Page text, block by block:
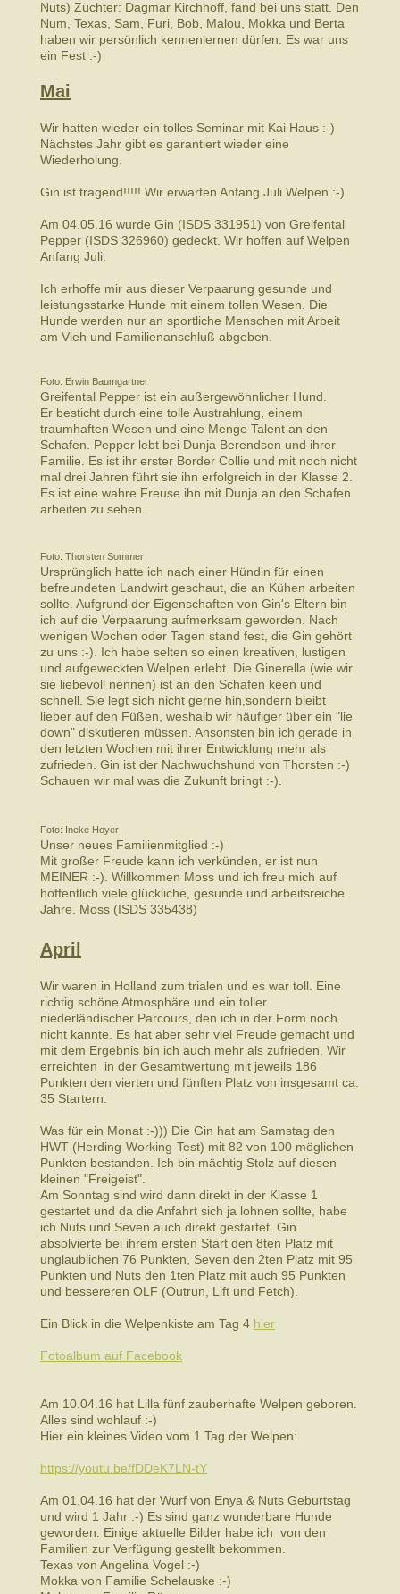
Nuts) Züchter: Dagmar Kirchhoff, fand bei uns statt. Den
Num, Texas, Sam, Furi, Bob, Malou, Mokka und Berta
haben wir persönlich kennenlernen dürfen. Es war uns
ein Fest :-)
Mai
Wir hatten wieder ein tolles Seminar mit Kai Haus :-)
Nächstes Jahr gibt es garantiert wieder eine
Wiederholung.
Gin ist tragend!!!!! Wir erwarten Anfang Juli Welpen :-)
Am 04.05.16 wurde Gin (ISDS 331951) von Greifental
Pepper (ISDS 326960) gedeckt. Wir hoffen auf Welpen
Anfang Juli.
Ich erhoffe mir aus dieser Verpaarung gesunde und
leistungsstarke Hunde mit einem tollen Wesen. Die
Hunde werden nur an sportliche Menschen mit Arbeit
am Vieh und Familienanschluß abgeben.
Foto: Erwin Baumgartner
Greifental Pepper ist ein außergewöhnlicher Hund.
Er besticht durch eine tolle Austrahlung, einem
traumhaften Wesen und eine Menge Talent an den
Schafen. Pepper lebt bei Dunja Berendsen und ihrer
Familie. Es ist ihr erster Border Collie und mit noch nicht
mal drei Jahren führt sie ihn erfolgreich in der Klasse 2.
Es ist eine wahre Freuse ihn mit Dunja an den Schafen
arbeiten zu sehen.
Foto: Thorsten Sommer
Ursprünglich hatte ich nach einer Hündin für einen
befreundeten Landwirt geschaut, die an Kühen arbeiten
sollte. Aufgrund der Eigenschaften von Gin's Eltern bin
ich auf die Verpaarung aufmerksam geworden. Nach
wenigen Wochen oder Tagen stand fest, die Gin gehört
zu uns :-). Ich habe selten so einen kreativen, lustigen
und aufgeweckten Welpen erlebt. Die Ginerella (wie wir
sie liebevoll nennen) ist an den Schafen keen und
schnell. Sie legt sich nicht gerne hin,sondern bleibt
lieber auf den Füßen, weshalb wir häufiger über ein "lie
down" diskutieren müssen. Ansonsten bin ich gerade in
den letzten Wochen mit ihrer Entwicklung mehr als
zufrieden. Gin ist der Nachwuchshund von Thorsten :-)
Schauen wir mal was die Zukunft bringt :-).
Foto: Ineke Hoyer
Unser neues Familienmitglied :-)
Mit großer Freude kann ich verkünden, er ist nun
MEINER :-). Willkommen Moss und ich freu mich auf
hoffentlich viele glückliche, gesunde und arbeitsreiche
Jahre. Moss (ISDS 335438)
April
Wir waren in Holland zum trialen und es war toll. Eine
richtig schöne Atmosphäre und ein toller
niederländischer Parcours, den ich in der Form noch
nicht kannte. Es hat aber sehr viel Freude gemacht und
mit dem Ergebnis bin ich auch mehr als zufrieden. Wir
erreichten in der Gesamtwertung mit jeweils 186
Punkten den vierten und fünften Platz von insgesamt ca.
35 Startern.
Was für ein Monat :-))) Die Gin hat am Samstag den
HWT (Herding-Working-Test) mit 82 von 100 möglichen
Punkten bestanden. Ich bin mächtig Stolz auf diesen
kleinen "Freigeist".
Am Sonntag sind wird dann direkt in der Klasse 1
gestartet und da die Anfahrt sich ja lohnen sollte, habe
ich Nuts und Seven auch direkt gestartet. Gin
absolvierte bei ihrem ersten Start den 8ten Platz mit
unglaublichen 76 Punkten, Seven den 2ten Platz mit 95
Punkten und Nuts den 1ten Platz mit auch 95 Punkten
und bessereren OLF (Outrun, Lift und Fetch).
Ein Blick in die Welpenkiste am Tag 4 hier
Fotoalbum auf Facebook
Am 10.04.16 hat Lilla fünf zauberhafte Welpen geboren.
Alles sind wohlauf :-)
Hier ein kleines Video vom 1 Tag der Welpen:
https://youtu.be/fDDeK7LN-tY
Am 01.04.16 hat der Wurf von Enya & Nuts Geburtstag
und wird 1 Jahr :-) Es sind ganz wunderbare Hunde
geworden. Einige aktuelle Bilder habe ich von den
Familien zur Verfügung gestellt bekommen.
Texas von Angelina Vogel :-)
Mokka von Familie Schelauske :-)